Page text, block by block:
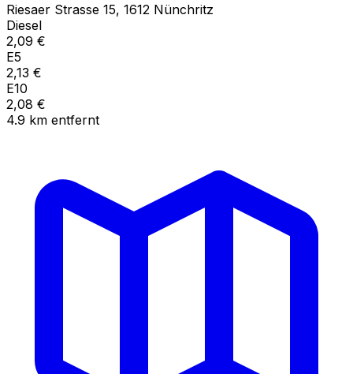
Riesaer Strasse 15, 1612 Nünchritz
Diesel
2,09 €
E5
2,13 €
E10
2,08 €
4.9 km entfernt